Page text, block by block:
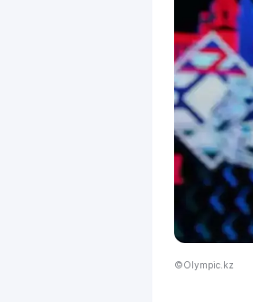
©Olympic.kz